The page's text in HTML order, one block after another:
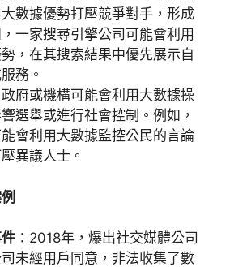
數據優勢打壓競爭對手，形成
一家搜尋引擎公司可能會利用
，在其搜索結果中優先展示自
務。
政府或機構可能會利用大數據操
選舉或進行社會控制。例如，
會利用大數據監控公民的言論
異議人士。
： 2018年，爆出社交媒體公司
未經用戶同意，非法收集了數